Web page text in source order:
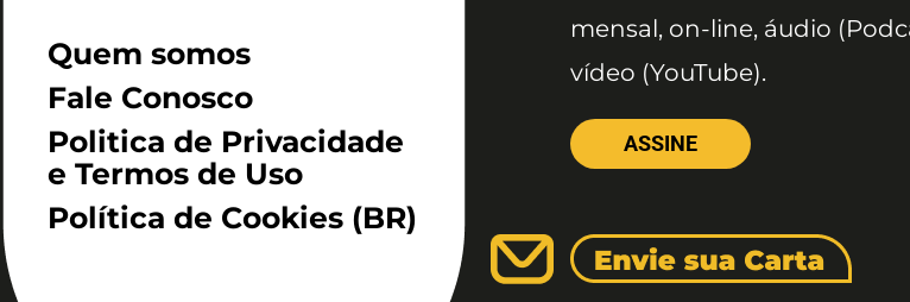
Quem somos
Fale Conosco
Politica de Privacidade
e Termos de Uso
Política de Cookies (BR)
mensal, on-line, áudio
vídeo (YouTube).
ASSINE